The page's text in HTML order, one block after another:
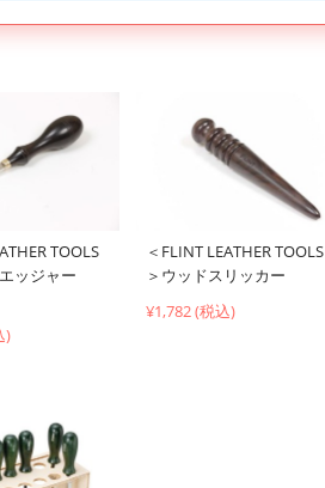
TOOLS
ッジャー
)
＜FLINT LEATHER TOOLS
＞ウッドスリッカー
¥1,782 (税込)